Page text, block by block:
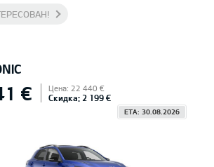
€ Цена: 22 440 €
Скидка: 2 199 €
ETA: 30.08.2026